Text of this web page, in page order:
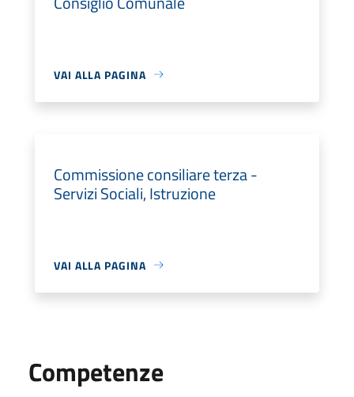
VAI ALLA PAGINA
Commissione consiliare terza -
Servizi Sociali, Istruzione
VAI ALLA PAGINA
Competenze